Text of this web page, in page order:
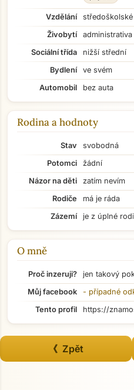
Vzdělání
středoškolské
Živobytí
administrativa
Sociální třída
nižší střední
Bydlení
ve svém
Automobil
bez auta
Rodina a hodnoty
Stav
svobodná
Potomci
žádní
Názor na děti
zatím nevím
Rodiče
má je ráda
Zázemí
je z úplné
O mně
Proč inzeruji?
jen takový
Můj facebook
- případné
Tento profil
https://
《 Zpět